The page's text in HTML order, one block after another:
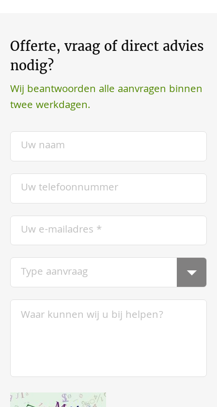
Offerte, vraag of direct advies
nodig?
Wij beantwoorden alle aanvragen binnen
twee werkdagen.